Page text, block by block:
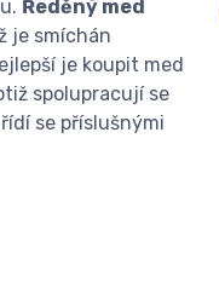
Ředěný med
je smíchán
je koupit med
spolupracují se
se příslušnými